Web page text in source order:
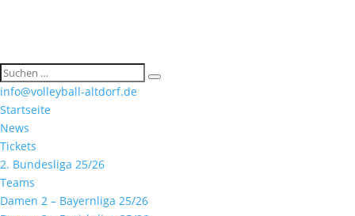
info@volleyball-altdorf.de
Startseite
News
Tickets
2. Bundesliga 25/26
Teams
Damen 2 – Bayernliga 25/26